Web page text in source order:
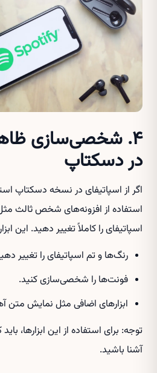
۴. شخصی‌سازی
در دسکتاپ
اگر از اسپاتیفای در نسخه دسکتاپ
استفاده از افزونه‌های شخص ثالث
اسپاتیفای را کاملاً تغییر دهید. این
رنگ‌ها و تم اسپاتیفای را تغییر
فونت‌ها را شخصی‌سازی کنید.
ابزارهای اضافی مثل نمایش متن
توجه: برای استفاده از این ابزارها،
آشنا باشید.